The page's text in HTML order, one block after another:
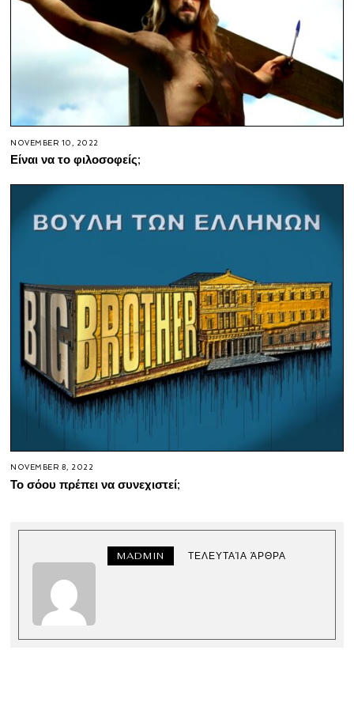
NOVEMBER 10, 2022
Είναι να το φιλοσοφείς;
NOVEMBER 8, 2022
Το σόου πρέπει να συνεχιστεί;
MADMIN ΤΕΛΕΥΤΑΊΑ ΆΡΘΡΑ